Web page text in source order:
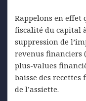
Rappelons en effet
fiscalité du capital
suppression de
revenus financiers
plus-values
baisse des
de l’assiette.